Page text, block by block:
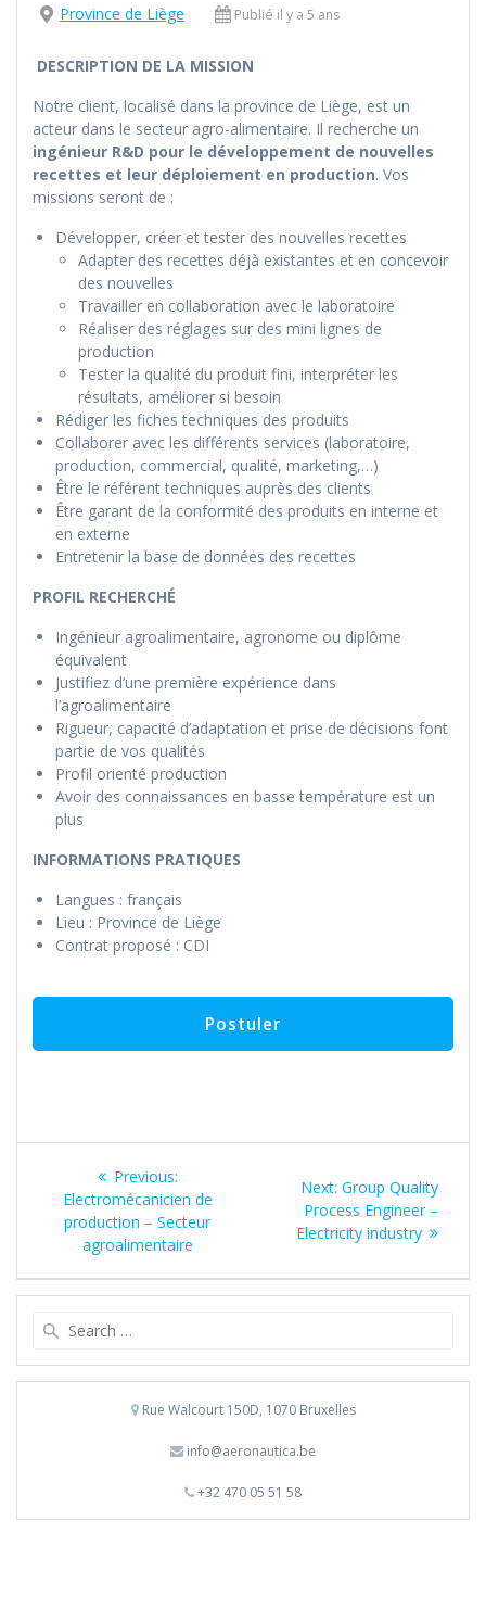
Province de Liège Publié il y a 5 ans
DESCRIPTION DE LA MISSION
Notre client, localisé dans la province de Liège, est un
acteur dans le secteur agro-alimentaire. Il recherche un
ingénieur R&D pour le développement de nouvelles
recettes et leur déploiement en production. Vos
missions seront de :
Développer, créer et tester des nouvelles recettes
Adapter des recettes déjà existantes et en concevoir
des nouvelles
Travailler en collaboration avec le laboratoire
Réaliser des réglages sur des mini lignes de
production
Tester la qualité du produit fini, interpréter les
résultats, améliorer si besoin
Rédiger les fiches techniques des produits
Collaborer avec les différents services (laboratoire,
production, commercial, qualité, marketing,…)
Être le référent techniques auprès des clients
Être garant de la conformité des produits en interne et
en externe
Entretenir la base de données des recettes
PROFIL RECHERCHÉ
Ingénieur agroalimentaire, agronome ou diplôme
équivalent
Justifiez d’une première expérience dans
l’agroalimentaire
Rigueur, capacité d’adaptation et prise de décisions font
partie de vos qualités
Profil orienté production
Avoir des connaissances en basse température est un
plus
INFORMATIONS PRATIQUES
Langues : français
Lieu : Province de Liège
Contrat proposé : CDI
Navigation
l’article
Previous:Previous
post:
Electromécanicien de
production – Secteur
agroalimentaire
Next: Next
post:
Group Quality
Process Engineer –
Electricity industry
Rue Walcourt 150D, 1070 Bruxelles
info@aeronautica.be
+32 470 05 51 58